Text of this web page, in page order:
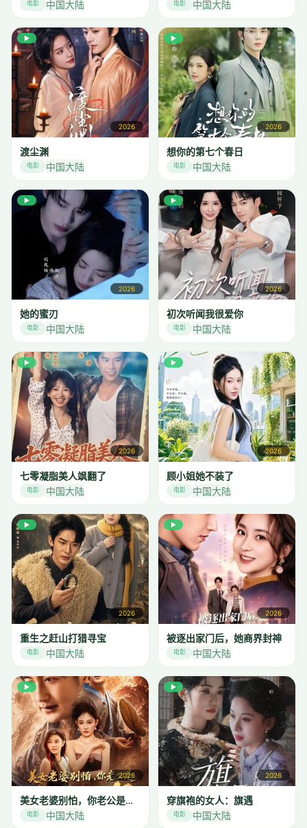
电影 中国大陆 电影 中国大陆
2026
▶
渡尘渊
电影 中国大陆
2026
▶
想你的第七个春日
电影 中国大陆
2026
▶
她的蜜刃
电影 中国大陆
2026
▶
初次听闻我很爱你
电影 中国大陆
2026
▶
七零凝脂美人飒翻了
电影 中国大陆
2026
▶
顾小姐她不装了
电影 中国大陆
2026
▶
重生之赶山打猎寻宝
电影 中国大陆
2026
▶
被逐出家门后，她商界封神
电影 中国大陆
2026
▶
美女老婆别怕，你老公是无敌天师
电影 中国大陆
2026
▶
穿旗袍的女人：旗遇
电影 中国大陆